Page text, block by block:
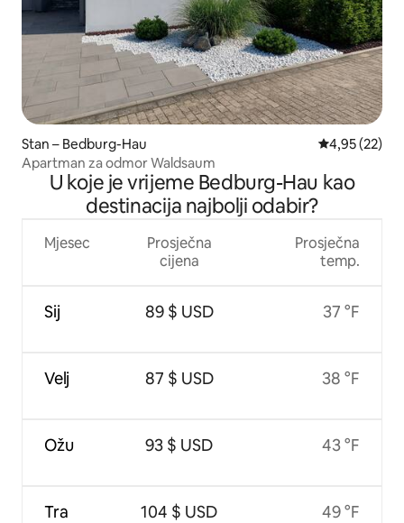
Stan – Bedburg-Hau Prosječna
4,95 (22)
Apartman za odmor Waldsaum
U koje je vrijeme Bedburg-Hau kao
destinacija najbolji odabir?
Mjesec
Sij
Velj
Ožu
Tra
Prosječna
cijena
89 $ USD
87 $ USD
93 $ USD
104 $ USD
Prosječna
temp.
37 °F
38 °F
43 °F
49 °F